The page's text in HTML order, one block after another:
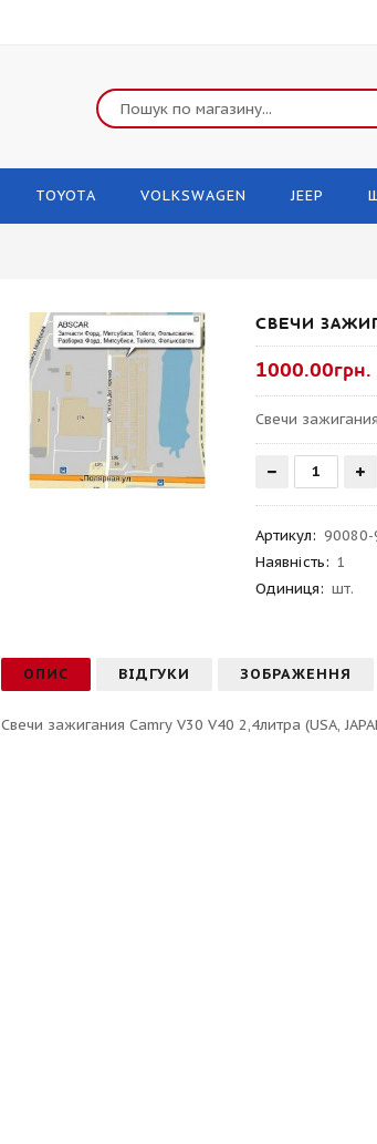
TOYOTA VOLKSWAGEN JEEP
СВЕЧИ
1000.00грн.
Свечи
Артикул: 90080-
Наявність: 1
Одиниця: шт.
ОПИС ВІДГУКИ ЗОБРАЖЕННЯ
Свечи зажигания Camry V30 V40 2,4литра (USA,